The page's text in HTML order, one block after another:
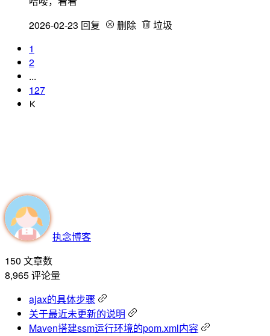
2026-02-23 回复 删除
垃圾
1
2
...
127
执念博客
150 文章数
8,965评论量
ajax的具体步骤
关于最近未更新的说明
Maven搭建ssm运行环境的pom.xml内容